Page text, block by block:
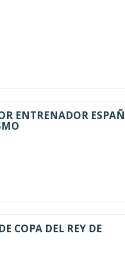
ENTRENADOR
COPA DEL REY DE